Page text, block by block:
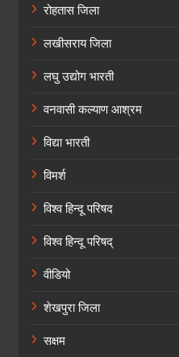
रोहतास जिला
लखीसराय जिला
लघु उद्योग भारती
वनवासी कल्याण आश्रम
विद्या भारती
विमर्श
विश्व हिन्दू परिषद
विश्व हिन्दू परिषद्
वीडियो
शेखपुरा जिला
सक्षम